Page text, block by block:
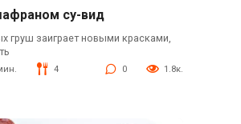
су-вид
груш заиграет новыми красками,
4 0 1.8к.